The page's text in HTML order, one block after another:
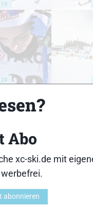
19
24
29
Abo
xc-ski.de mit
abonnieren